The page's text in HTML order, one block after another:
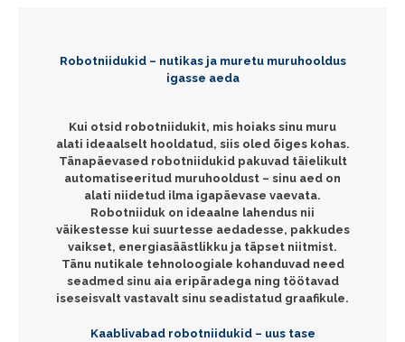
Robotniidukid – nutikas ja muretu muruhooldus
igasse aeda
Kui otsid robotniidukit, mis hoiaks sinu muru
alati ideaalselt hooldatud, siis oled õiges kohas.
Tänapäevased robotniidukid pakuvad täielikult
automatiseeritud muruhooldust – sinu aed on
alati niidetud ilma igapäevase vaevata.
Robotniiduk on ideaalne lahendus nii
väikestesse kui suurtesse aedadesse, pakkudes
vaikset, energiasäästlikku ja täpset niitmist.
Tänu nutikale tehnoloogiale kohanduvad need
seadmed sinu aia eripäradega ning töötavad
iseseisvalt vastavalt sinu seadistatud graafikule.
Kaablivabad robotniidukid – uus tase